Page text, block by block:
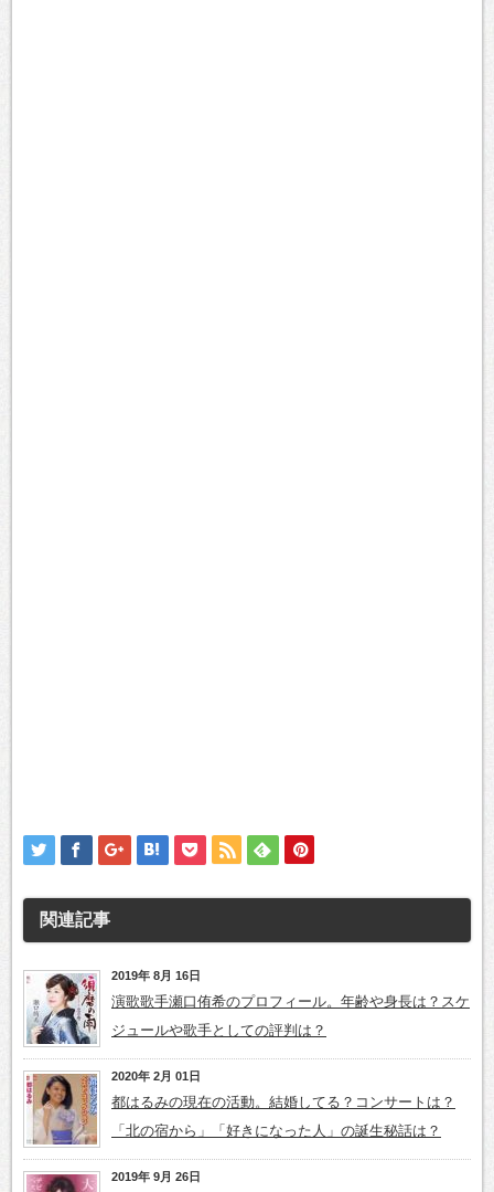
関連記事
2019年 8月 16日
演歌歌手瀬口侑希のプロフィール。年齢や身長は？スケ
ジュールや歌手としての評判は？
2020年 2月 01日
都はるみの現在の活動。結婚してる？コンサートは？
「北の宿から」「好きになった人」の誕生秘話は？
2019年 9月 26日